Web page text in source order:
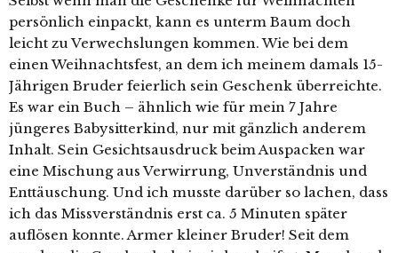
persönlich einpackt, kann es unterm Baum doch
leicht zu Verwechslungen kommen. Wie bei dem
einen Weihnachtsfest, an dem ich meinem damals 15-
Jährigen Bruder feierlich sein Geschenk überreichte.
Es war ein Buch – ähnlich wie für mein 7 Jahre
jüngeres Babysitterkind, nur mit gänzlich anderem
Inhalt. Sein Gesichtsausdruck beim Auspacken war
eine Mischung aus Verwirrung, Unverständnis und
Enttäuschung. Und ich musste darüber so lachen, dass
ich das Missverständnis erst ca. 5 Minuten später
auflösen konnte. Armer kleiner Bruder! Seit dem